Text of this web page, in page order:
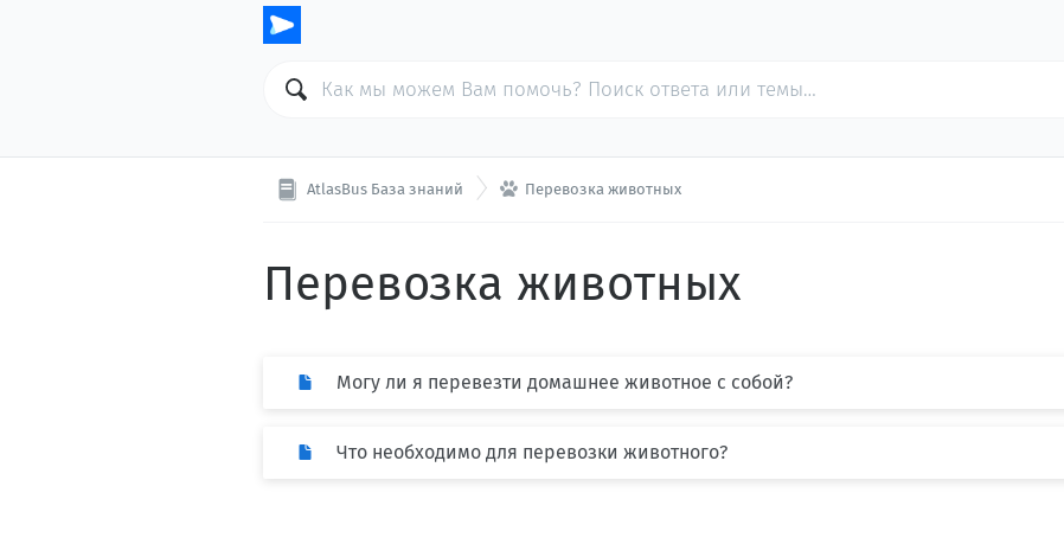
AtlasBus База знаний  Перевозка животных
Перевозка животных
Могу ли я перевезти домашнее животное с собой?
Что необходимо для перевозки животного?